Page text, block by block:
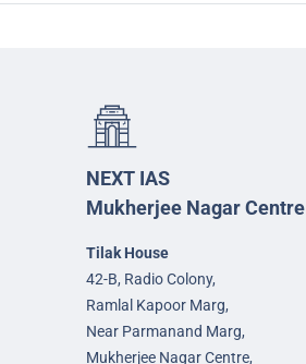
NEXT IAS
Mukherjee Nagar Centre
Tilak House
42-B, Radio Colony,
Ramlal Kapoor Marg,
Near Parmanand Marg,
Mukherjee Nagar Centre,